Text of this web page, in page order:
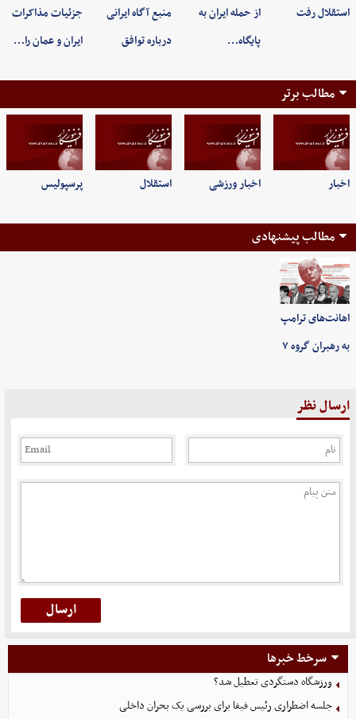
استقلال رفت
از حمله ایران به
پایگاه…
منبع آگاه ایرانی
درباره توافق
جزئیات مذاکرات
ایران و عمان را…
مطالب برتر
اخبار اخبار ورزشی استقلال پرسپولیس
مطالب پیشنهادی
اهانت‌های ترامپ
به رهبران گروه ۷
ارسال نظر
سرخط خبرها
ورزشگاه دستگردی تعطیل شد؟
جلسه اضطراری رئیس فیفا برای بررسی یک بحران داخلی